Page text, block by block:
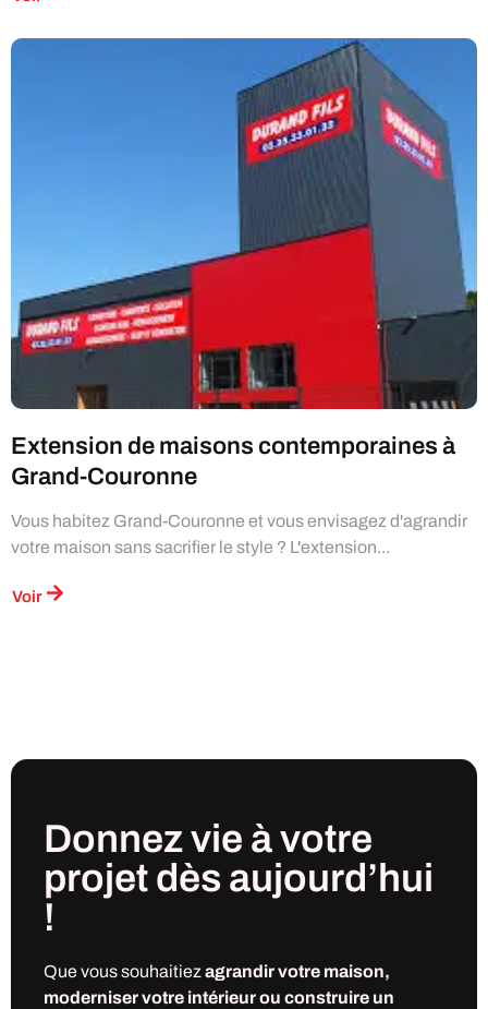
Extension de maisons contemporaines à
Grand-Couronne
Vous habitez Grand-Couronne et vous envisagez d'agrandir
votre maison sans sacrifier le style ? L'extension...
Voir
Donnez vie à votre
projet dès aujourd’hui
!
Que vous souhaitiezagrandir votre maison,
moderniser votre intérieur ou construire un